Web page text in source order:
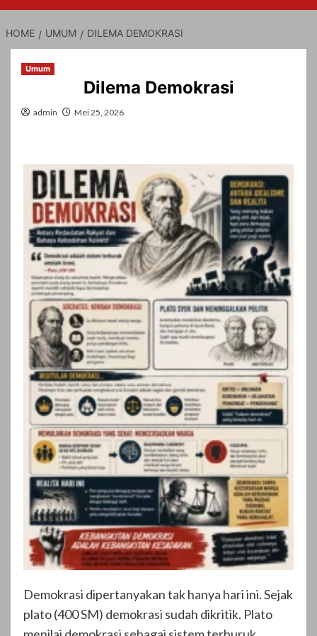
HOME UMUM DILEMA DEMOKRASI
Umum
Dilema Demokrasi
admin Mei 25, 2026
Demokrasi dipertanyakan tak hanya hari ini. Sejak
plato (400 SM) demokrasi sudah dikritik. Plato